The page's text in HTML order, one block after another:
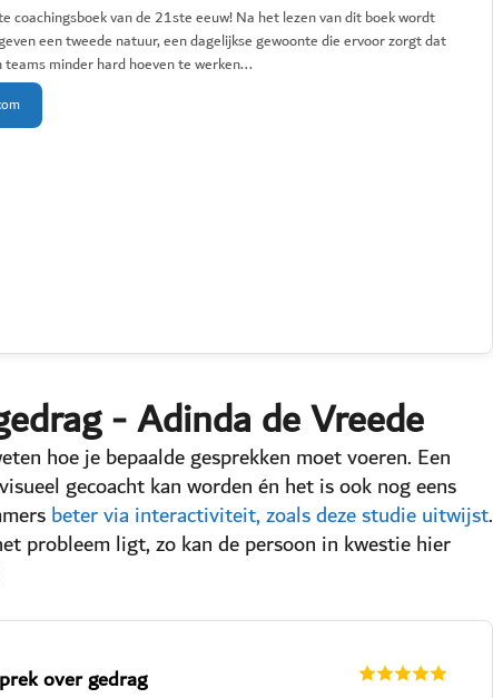
coachingsboek van de 21ste eeuw! Na het lezen van dit boek wordt
een tweede natuur, een dagelijkse gewoonte die ervoor zorgt dat
teams minder hard hoeven te werken...
- Adinda de Vreede
hoe je bepaalde gesprekken moet voeren. Een
gecoacht kan worden én het is ook nog eens
beter via interactiviteit, zoals deze studie uitwijst.
probleem ligt, zo kan de persoon in kwestie hier
over gedrag